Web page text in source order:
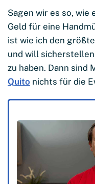
Sagen wir es so, wie
Geld für eine
ist wie ich den
und will
zu haben. Dann sind
Quito nichts für die